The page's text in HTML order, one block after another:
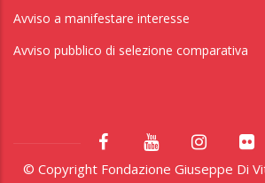
Avviso a manifestare interesse
Avviso pubblico di selezione comparativa
© Copyright Fondazione Giuseppe Di